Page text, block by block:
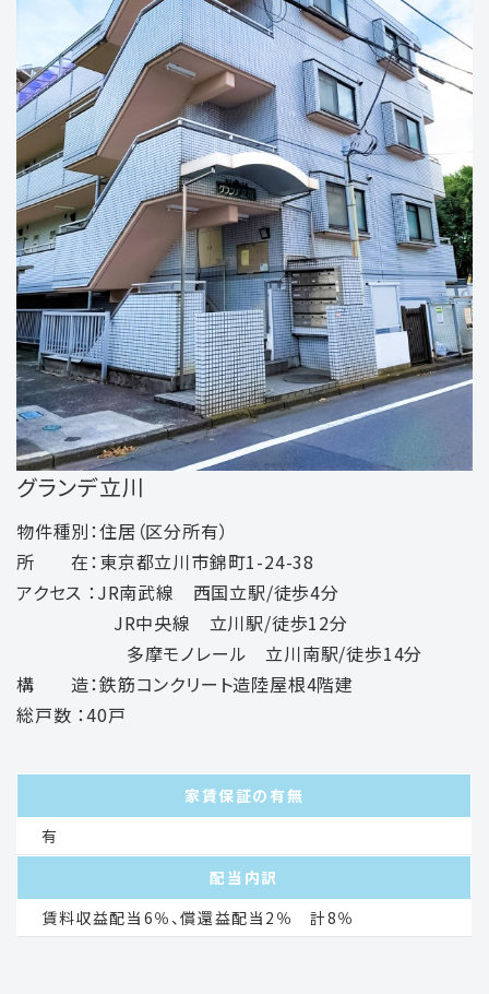
グランデ立川
物件種別：住居（区分所有）
所 在：東京都立川市錦町1-24-38
アクセス ：JR南武線 西国立駅/徒歩4分
JR中央線 立川駅/徒歩12分
多摩モノレール 立川南駅/徒歩14分
構 造：鉄筋コンクリート造陸屋根4階建
総戸数 ：40戸
家賃保証の有無
有
配当内訳
賃料収益配当6％、償還益配当2％ 計8％